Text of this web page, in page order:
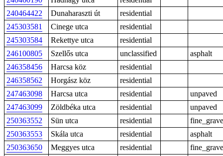
240464422
Dunaharaszti út
residential
245303581
Cinege utca
residential
245303584
Rekettye utca
residential
246100805
Szellős utca unclassified
asphalt
246358456
Harcsa köz
residential
246358562
Horgász köz
residential
247463098
Harcsa utca residential
unpaved
247463099
Zöldbéka utca residential
unpaved
250363552
Sün utca residential
250363553
Skála utca residential
asphalt
250363650
Meggyes utca residential